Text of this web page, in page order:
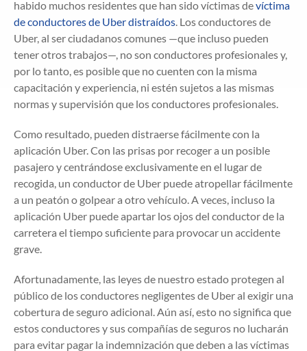
habido muchos residentes que han sido víctimas devíctima
de conductores de Uber distraídos. Los conductores de
Uber, al ser ciudadanos comunes —que incluso pueden
tener otros trabajos—, no son conductores profesionales y,
por lo tanto, es posible que no cuenten con la misma
capacitación y experiencia, ni estén sujetos a las mismas
normas y supervisión que los conductores profesionales.
Como resultado, pueden distraerse fácilmente con la
aplicación Uber. Con las prisas por recoger a un posible
pasajero y centrándose exclusivamente en el lugar de
recogida, un conductor de Uber puede atropellar fácilmente
a un peatón o golpear a otro vehículo. A veces, incluso la
aplicación Uber puede apartar los ojos del conductor de la
carretera el tiempo suficiente para provocar un accidente
grave.
Afortunadamente, las leyes de nuestro estado protegen al
público de los conductores negligentes de Uber al exigir una
cobertura de seguro adicional. Aún así, esto no significa que
estos conductores y sus compañías de seguros no lucharán
para evitar pagar la indemnización que deben a las víctimas